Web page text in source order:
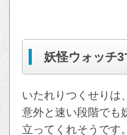
妖怪ウォッチ
いたれりつくせりは
意外と速い段階でも
立ってくれそうです。